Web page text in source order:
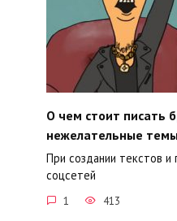
О чем стоит писать
нежелательные
При создании текстов и
соцсетей
1 413